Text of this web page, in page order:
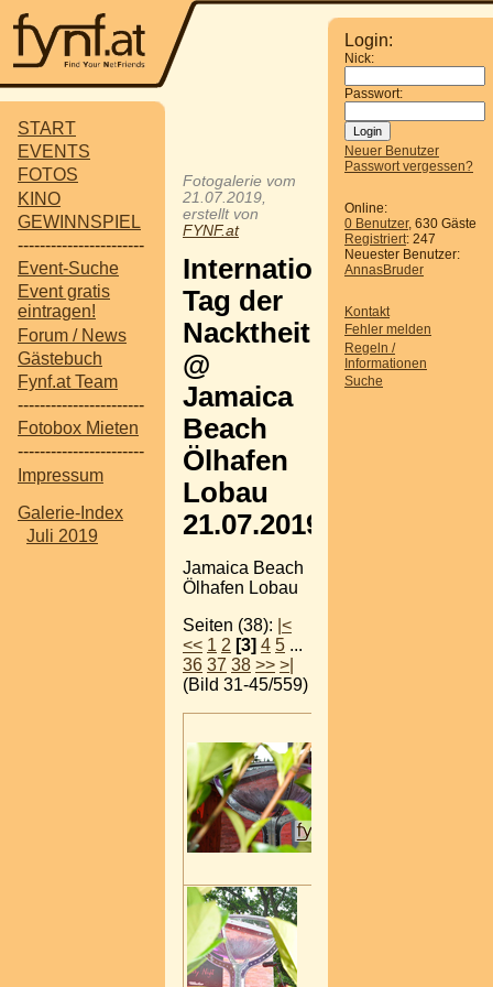
START
EVENTS
FOTOS
KINO
GEWINNSPIEL
-----------------------
Event-Suche
Event gratis
eintragen!
Forum / News
Gästebuch
Fynf.at Team
-----------------------
Fotobox Mieten
-----------------------
Impressum
Galerie-Index
Juli 2019
Login:
Nick:
Passwort:
Neuer Benutzer
Passwort vergessen?
Online:
0 Benutzer, 630 Gäste
Registriert: 247
Neuester Benutzer:
AnnasBruder
Kontakt
Fehler melden
Regeln /
Informationen
Suche
Fotogalerie vom
21.07.2019,
erstellt von
FYNF.at
Internationaler
Tag der
Nacktheit
@
Jamaica
Beach
Ölhafen
Lobau
21.07.2019
Jamaica Beach
Ölhafen Lobau
Seiten (38): |<
<< 1 2 [3] 4 5 ...
36 37 38 >> >|
(Bild 31-45/559)